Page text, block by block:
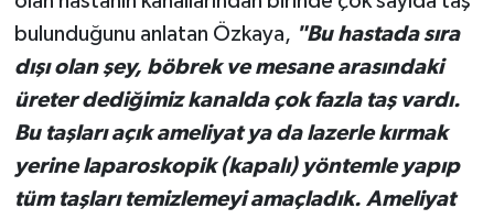
bulunduğunu anlatan Özkaya, "Bu hastada sıra
dışı olan şey, böbrek ve mesane arasındaki
üreter dediğimiz kanalda çok fazla taş vardı.
Bu taşları açık ameliyat ya da lazerle kırmak
yerine laparoskopik (kapalı) yöntemle yapıp
tüm taşları temizlemeyi amaçladık. Ameliyat